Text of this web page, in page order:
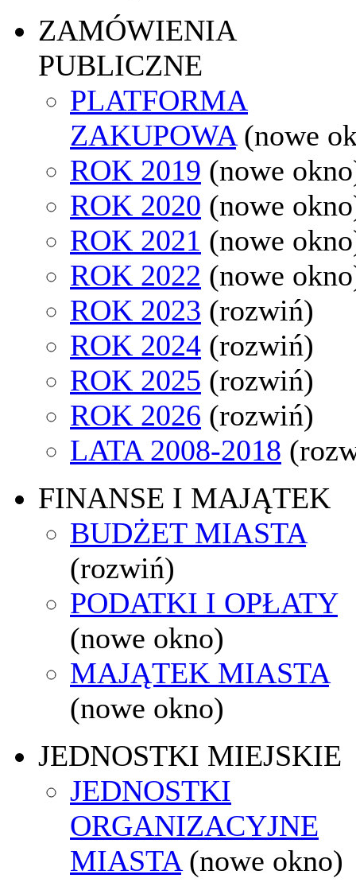
ZAMÓWIENIA
PUBLICZNE
PLATFORMA
ZAKUPOWA (nowe
ROK 2019 (nowe
ROK 2020 (nowe
ROK 2021 (nowe
ROK 2022 (nowe
ROK 2023 (rozwiń)
ROK 2024 (rozwiń)
ROK 2025 (rozwiń)
ROK 2026 (rozwiń)
LATA 2008-2018
FINANSE I MAJĄTEK
BUDŻET MIASTA
(rozwiń)
PODATKI I OPŁATY
(nowe okno)
MAJĄTEK MIASTA
(nowe okno)
JEDNOSTKI MIEJSKIE
JEDNOSTKI
ORGANIZACYJNE
MIASTA (nowe okno)